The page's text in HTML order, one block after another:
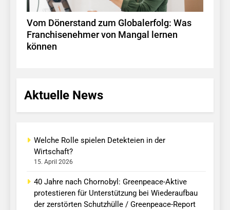
Vom Dönerstand zum Globalerfolg: Was
Franchisenehmer von Mangal lernen
können
Aktuelle News
Welche Rolle spielen Detekteien in der
Wirtschaft?
15. April 2026
40 Jahre nach Chornobyl: Greenpeace-Aktive
protestieren für Unterstützung bei Wiederaufbau
der zerstörten Schutzhülle / Greenpeace-Report